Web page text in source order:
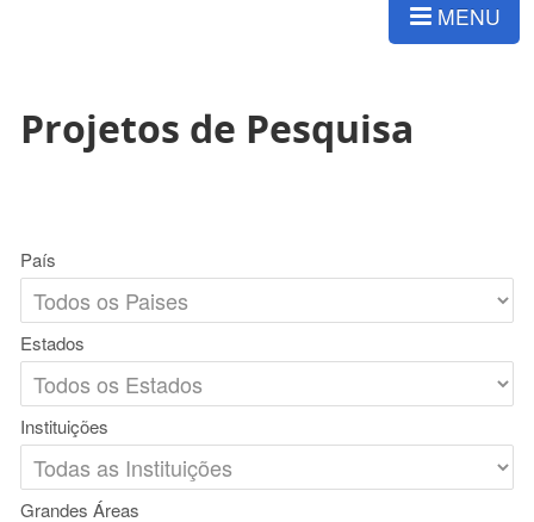
MENU
Projetos de Pesquisa
País
Estados
Instituições
Grandes Áreas